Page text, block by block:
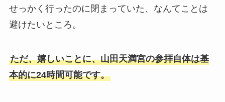
せっかく行ったのに閉まっていた、なんてことは
避けたいところ。
ただ、嬉しいことに、山田天満宮の参拝自体は基
本的に24時間可能です。